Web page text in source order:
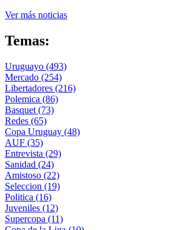
Ver más noticias
Temas:
Uruguayo (493)
Mercado (254)
Libertadores (216)
Polemica (86)
Basquet (73)
Redes (65)
Copa Uruguay (48)
AUF (35)
Entrevista (29)
Sanidad (24)
Amistoso (22)
Seleccion (19)
Politica (16)
Juveniles (12)
Supercopa (11)